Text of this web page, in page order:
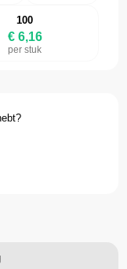
100
€ 6,16
per stuk